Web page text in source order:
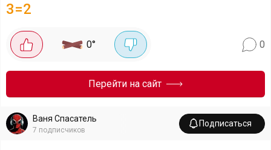
3=2
0° 0
Перейти на сайт
Ваня Спасатель
7 подписчиков
Подписаться